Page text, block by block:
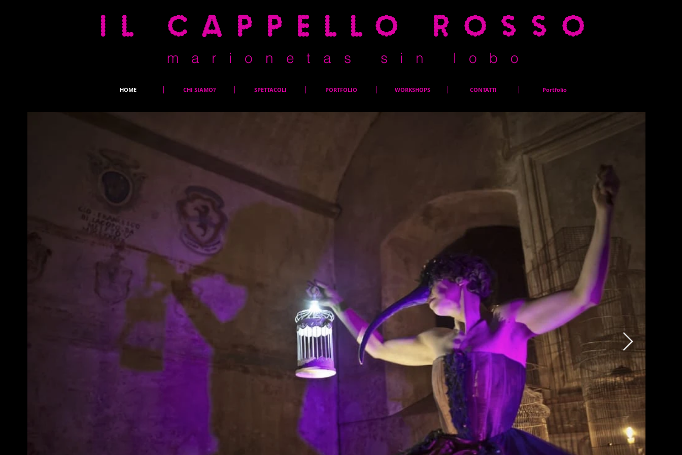
il cappello rosso
m a r i o n e t a s s i n l o b o
HOME CHI SIAMO? SPETTACOLI PORTFOLIO WORKSHOPS CONTATTI Portfolio